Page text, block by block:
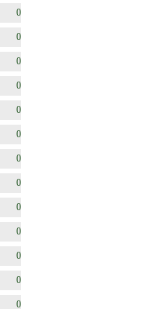
0
0
0
0
0
0
0
0
0
0
0
0
0